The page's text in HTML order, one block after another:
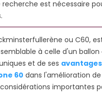
QUE SONT LES
FULLERÈNES C60 ?
11839 vues 174 Aimé
Les fullérènes C60 sont des
est nécessaire
ou C60,
à celle d'un
et de ses
60 dans l'amélioration
importantes